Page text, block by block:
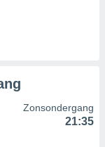
Zonsondergang
21:35